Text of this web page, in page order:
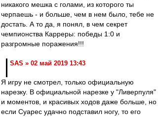
никакого мешка с голами, из которого ты
черпаешь - и больше, чем в нем было, тебе не
достать. А то да, я понял, в чем секрет
чемпионства Карреры: победы 1:0 и
разгромные поражения!!!
SAS » 02 май 2019 13:43
Я игру не смотрел, только официальную
нарезку. В официальной нарезке у "Ливерпуля"
и моментов, и красивых ходов даже больше, но
если Суарес удачно подставил ногу, то его